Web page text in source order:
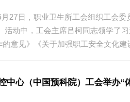
27日，职业卫生所工会组织工会
中，工会主席吕柯同志领学了习
的意见》《关于加强职工安全文化
中心（中国预科院）工会举办